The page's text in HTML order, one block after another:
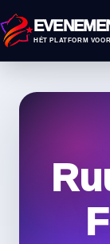
HÉT PLATFORM